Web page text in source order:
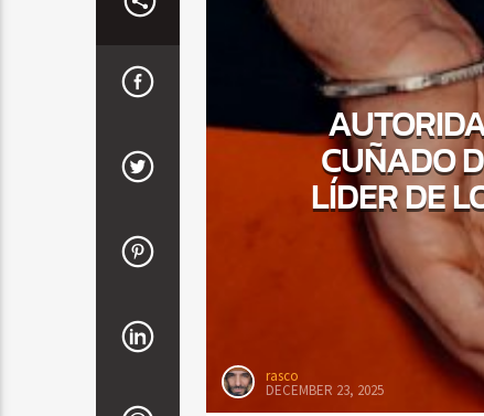
CUÑADO
LÍDER DE
rasco
DECEMBER 23, 2025